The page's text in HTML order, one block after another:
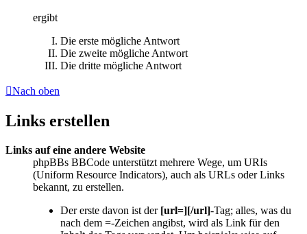
ergibt
Die erste mögliche Antwort
Die zweite mögliche Antwort
Die dritte mögliche Antwort
Nach oben
Links erstellen
Links auf eine andere Website
phpBBs BBCode unterstützt mehrere Wege, um URIs
(Uniform Resource Indicators), auch als URLs oder Links
bekannt, zu erstellen.
Der erste davon ist der [url=][/url]-Tag; alles, was du
nach dem =-Zeichen angibst, wird als Link für den